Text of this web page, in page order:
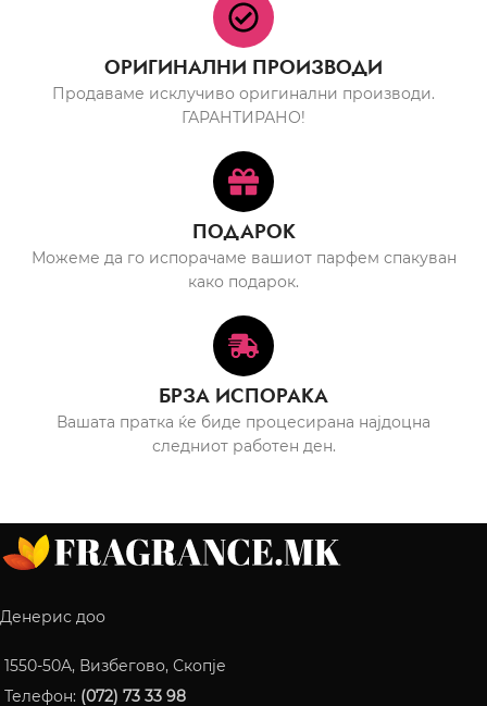
ОРИГИНАЛНИ ПРОИЗВОДИ
Продаваме исклучиво оригинални производи.
ГАРАНТИРАНО!
ПОДАРОК
Можеме да го испорачаме вашиот парфем спакуван
како подарок.
БРЗА ИСПОРАКА
Вашата пратка ќе биде процесирана најдоцна
следниот работен ден.
Денерис доо
1550-50A, Визбегово, Скопје
Телефон: (072) 73 33 98